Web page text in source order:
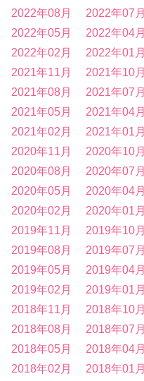
2022年08月
2022年07月
2022年05月
2022年04月
2022年02月
2022年01月
2021年11月
2021年10月
2021年08月
2021年07月
2021年05月
2021年04月
2021年02月
2021年01月
2020年11月
2020年10月
2020年08月
2020年07月
2020年05月
2020年04月
2020年02月
2020年01月
2019年11月
2019年10月
2019年08月
2019年07月
2019年05月
2019年04月
2019年02月
2019年01月
2018年11月
2018年10月
2018年08月
2018年07月
2018年05月
2018年04月
2018年02月
2018年01月